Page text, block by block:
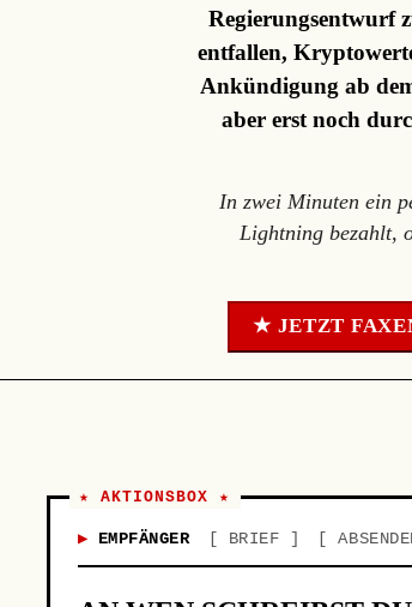
Regierungsentwurf
entfallen,
Ankündigung ab
aber erst noch
In zwei Minuten ein
Lightning bezahlt,
★ JETZT
★ AKTIONSBOX ★
EMPFÄNGER BRIEF